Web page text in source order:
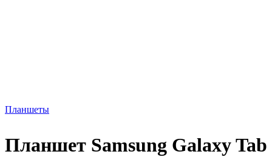
Планшеты
Планшет Samsung Galaxy Tab